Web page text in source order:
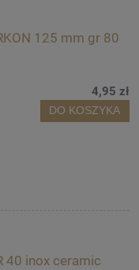
125 mm gr 80
4,95 zł
DO KOSZYKA
40 inox ceramic